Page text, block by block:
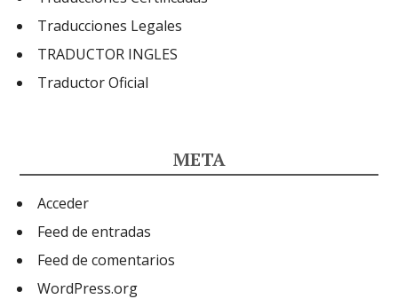
Traducciones Legales
TRADUCTOR INGLES
Traductor Oficial
META
Acceder
Feed de entradas
Feed de comentarios
WordPress.org